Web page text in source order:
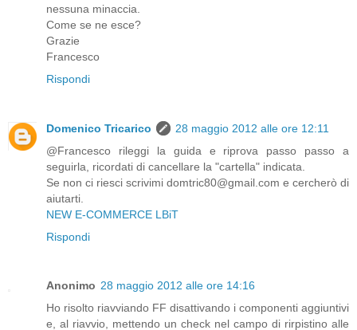
nessuna minaccia.
Come se ne esce?
Grazie
Francesco
Rispondi
Domenico Tricarico
28 maggio 2012 alle ore 12:11
@Francesco rileggi la guida e riprova passo passo a
seguirla, ricordati di cancellare la "cartella" indicata.
Se non ci riesci scrivimi domtric80@gmail.com e cercherò di
aiutarti.
NEW E-COMMERCE LBiT
Rispondi
Anonimo 28 maggio 2012 alle ore 14:16
Ho risolto riavviando FF disattivando i componenti aggiuntivi
e, al riavvio, mettendo un check nel campo di rirpistino alle